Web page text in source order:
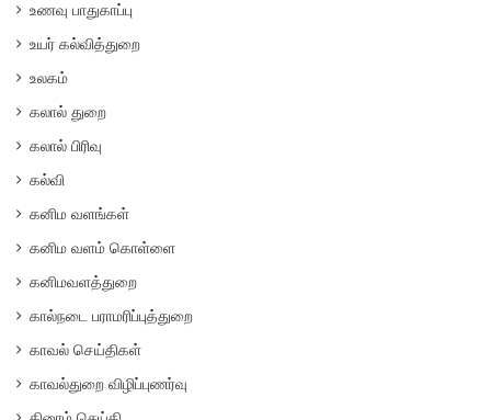
உணவு பாதுகாப்பு
உயர் கல்வித்துறை
உலகம்
கலால் துறை
கலால் பிரிவு
கல்வி
கனிம வளங்கள்
கனிம வளம் கொள்ளை
கனிமவளத்துறை
கால்நடை பராமரிப்புத்துறை
காவல் செய்திகள்
காவல்துறை விழிப்புணர்வு